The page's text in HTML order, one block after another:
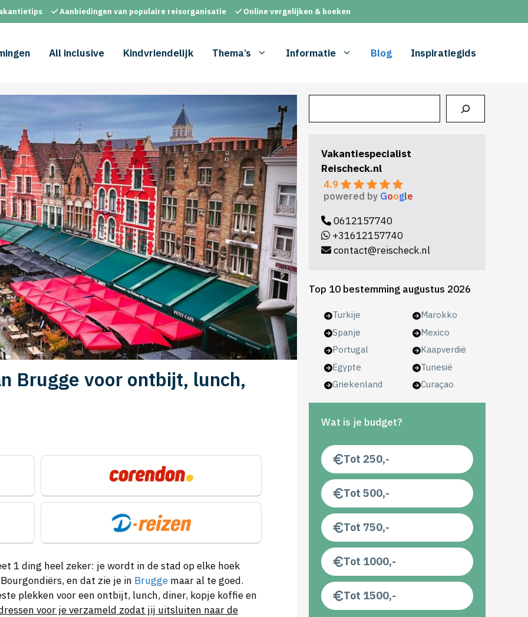
Aanbiedingen van populaire reisorganisatie Online vergelijken & boeken
All inclusive Kindvriendelijk Thema’s Informatie Blog Inspiratiegids
Brugge voor ontbijt, lunch,
1 ding heel zeker: je wordt in de stad op elke hoek
en dat zie je in Brugge maar al te goed.
plekken voor een ontbijt, lunch, diner, kopje koffie en
voor je verzameld zodat jij uitsluiten naar de
Vakantiespecialist
Reischeck.nl
4.9
powered by Google
0612157740
+31612157740
contact@reischeck.nl
Top 10 bestemming augustus 2026
Turkije
Spanje
Portugal
Egypte
Griekenland
Marokko
Mexico
Kaapverdië
Tunesië
Curaçao
Wat is je budget?
Tot 250,-
Tot 500,-
Tot 750,-
Tot 1000,-
Tot 1500,-